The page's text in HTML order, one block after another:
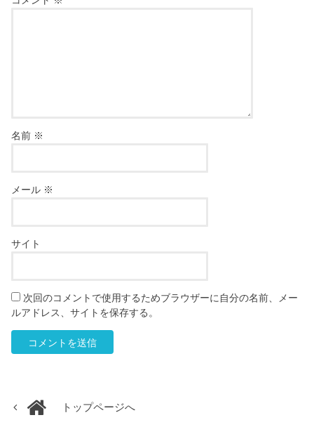
名前 ※
メール ※
サイト
次回のコメントで使用するためブラウザーに自分の名前、メー
ルアドレス、サイトを保存する。
トップページへ